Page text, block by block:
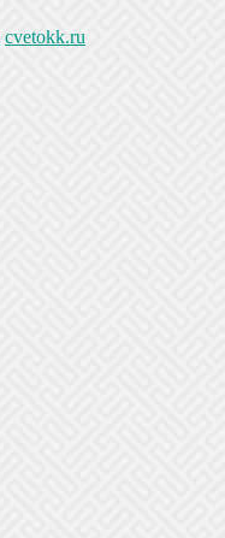
cvetokk.ru